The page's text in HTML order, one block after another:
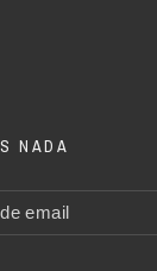
NADA